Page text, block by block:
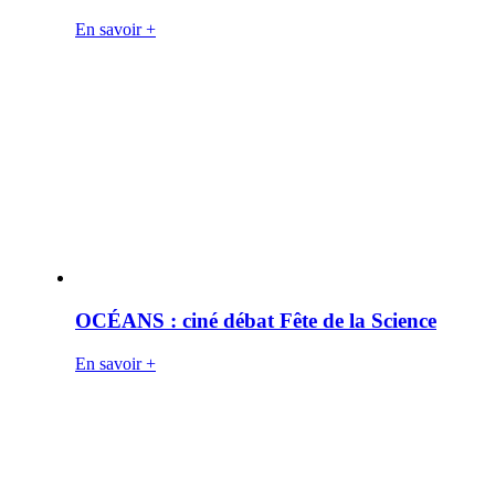
En savoir +
OCÉANS : ciné débat Fête de la Science
En savoir +